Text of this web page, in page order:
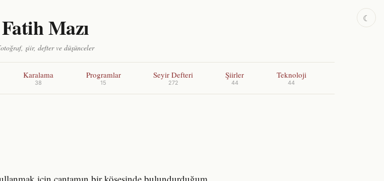
Fatih Mazı
şiir, defter ve düşünceler
Karalama
38
Programlar
15
Seyir Defteri
272
Şiirler
44
Teknoloji
44
☾